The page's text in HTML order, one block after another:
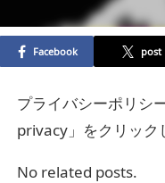
Facebook post
プライバシーポリシ
privacy」をクリック
No related posts.